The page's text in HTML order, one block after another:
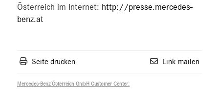
Österreich im Internet: http://presse.mercedes-
benz.at
Seite drucken Link mailen
Mercedes-Benz Österreich GmbH Customer Center: